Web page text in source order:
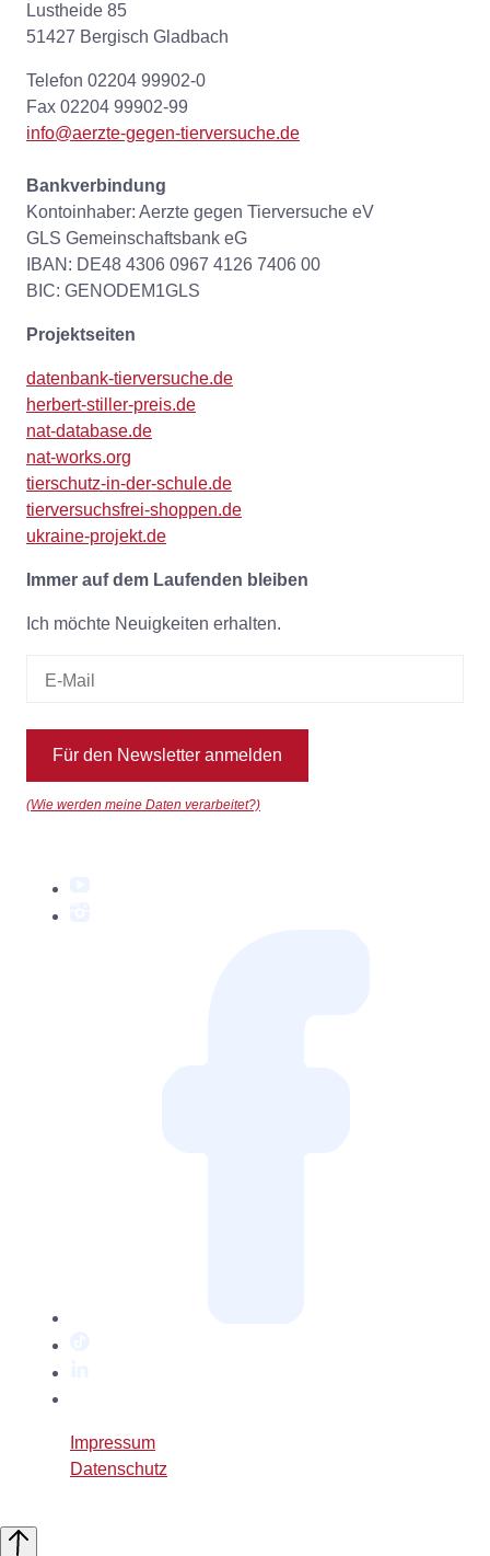
Lustheide 85
51427 Bergisch Gladbach
Telefon 02204 99902-0
Fax 02204 99902-99
info@aerzte-gegen-tierversuche.de
Bankverbindung
Kontoinhaber: Aerzte gegen Tierversuche eV
GLS Gemeinschaftsbank eG
IBAN: DE48 4306 0967 4126 7406 00
BIC: GENODEM1GLS
Projektseiten
datenbank-tierversuche.de
herbert-stiller-preis.de
nat-database.de
nat-works.org
tierschutz-in-der-schule.de
tierversuchsfrei-shoppen.de
ukraine-projekt.de
Immer auf dem Laufenden bleiben
Ich möchte Neuigkeiten erhalten.
Für den Newsletter anmelden
(Wie werden meine Daten verarbeitet?)
XImpressum
Datenschutz